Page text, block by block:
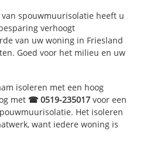
spouwmuurisolatie heeft u
verhoogt
van uw woning in Friesland
Goed voor het milieu en uw
isoleren met een hoog
met ☎ 0519-235017 voor een
Het isoleren
want iedere woning is